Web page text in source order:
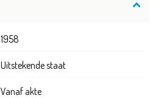
1958
Uitstekende staat
Vanaf akte